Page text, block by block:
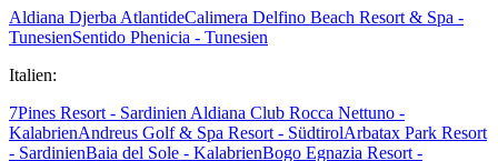
Aldiana Djerba AtlantideCalimera Delfino Beach Resort & Spa -
TunesienSentido Phenicia - Tunesien
Italien:
7Pines Resort - Sardinien Aldiana Club Rocca Nettuno -
KalabrienAndreus Golf & Spa Resort - SüdtirolArbatax Park Resort
- SardinienBaia del Sole - KalabrienBogo Egnazia Resort -